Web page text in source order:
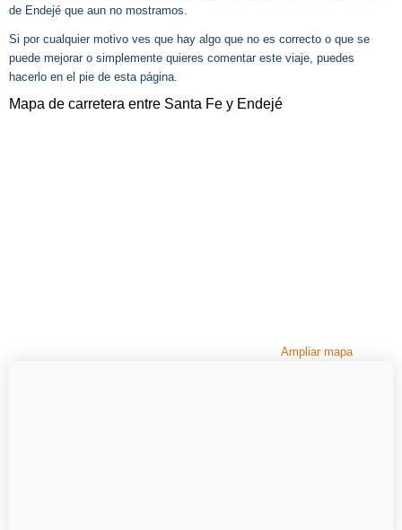
de Endejé que aun no mostramos.
Si por cualquier motivo ves que hay algo que no es correcto o que se
puede mejorar o simplemente quieres comentar este viaje, puedes
hacerlo en el pie de esta página.
Mapa de carretera entre Santa Fe y Endejé
Ampliar mapa